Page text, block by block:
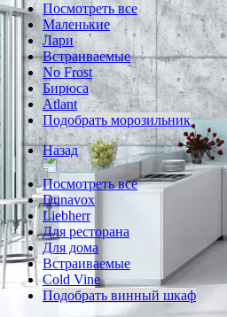
Посмотреть все
Маленькие
Лари
Встраиваемые
No Frost
Бирюса
Atlant
Подобрать морозильник
Назад
Посмотреть все
Dunavox
Liebherr
Для ресторана
Для дома
Встраиваемые
Cold Vine
Подобрать винный шкаф